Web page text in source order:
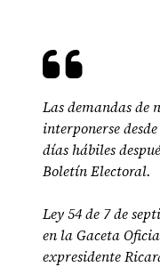
Las demandas de
interponerse
días hábiles
Boletín Electoral.
Ley 54 de 7 de
en la Gaceta
expresidente